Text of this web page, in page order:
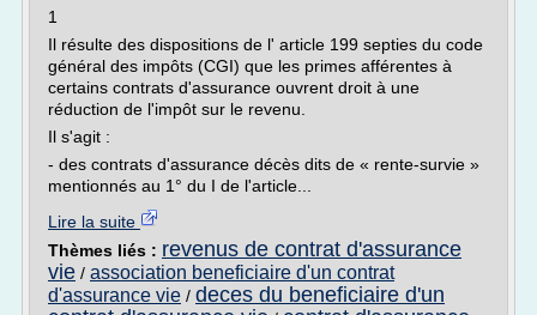
1
Il résulte des dispositions de l' article 199 septies du code
général des impôts (CGI) que les primes afférentes à
certains contrats d'assurance ouvrent droit à une
réduction de l'impôt sur le revenu.
Il s'agit :
- des contrats d'assurance décès dits de « rente-survie »
mentionnés au 1° du I de l'article...
Lire la suite
Thèmes liés : revenus de contrat d'assurance
vie / association beneficiaire d'un contrat
d'assurance vie / deces du beneficiaire d'un